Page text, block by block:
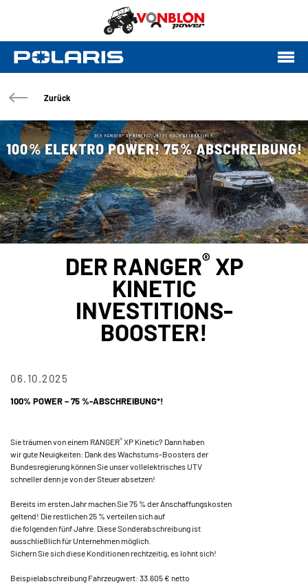
Zurück
DER RANGER® XP
KINETIC
INVESTITIONS-
BOOSTER!
06.10.2025
100% POWER – 75 %-ABSCHREIBUNG*!
Sie träumen von einem RANGER®XP Kinetic? Dann haben
wir gute Neuigkeiten: Dank des Wachstums-Boosters der
Bundesregierung können Sie unser vollelektrisches UTV
schneller denn je von der Steuer absetzen!
Bereits im ersten Jahr machen Sie 75 % der Anschaffungskosten
geltend! Die restlichen 25 % verteilen sich auf
die folgenden fünf Jahre. Diese Sonderabschreibung ist
ausschließlich für Unternehmen möglich.
Sichern Sie sich diese Konditionen rechtzeitig, es lohnt sich!
Beispielabschreibung Fahrzeugwert: 33.605 € netto